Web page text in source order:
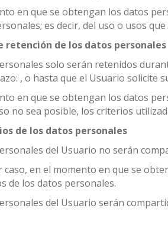
en que se obtengan los datos
es decir, del uso o usos
retención de los datos personales
solo serán retenidos
, o hasta que el Usuario solicite
en que se obtengan los datos
no sea posible, los criterios
de los datos personales
del Usuario no serán
caso, en el momento en que se
de los datos personales.
del Usuario serán